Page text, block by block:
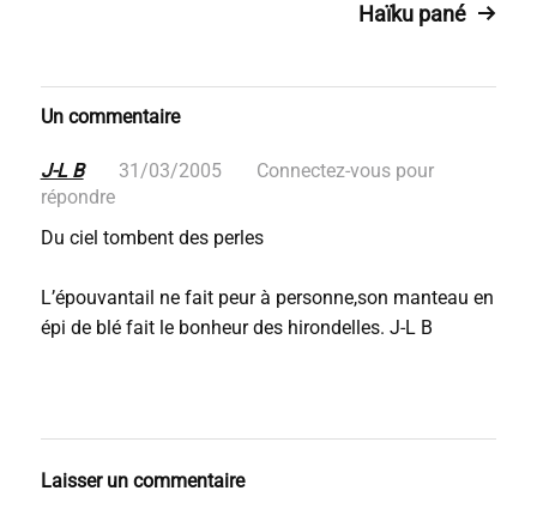
Haïku pané
Un commentaire
J-L B 31/03/2005
Connectez-vous pour
répondre
Du ciel tombent des perles
L’épouvantail ne fait peur à personne,son manteau en
épi de blé fait le bonheur des hirondelles. J-L B
Laisser un commentaire